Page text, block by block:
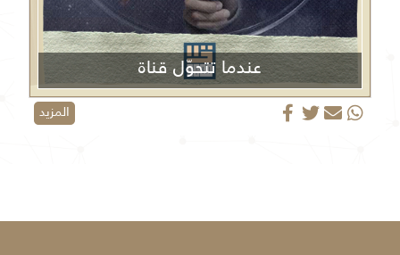
عندما تتحوّل قناة
الجزيرة من منبر إعلامي إلى منصة دعائية
المزيد